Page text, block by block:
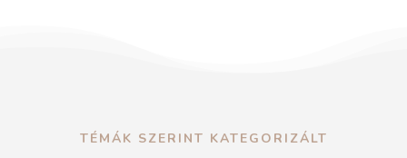
TÉMÁK SZERINT KATEGORIZÁLT